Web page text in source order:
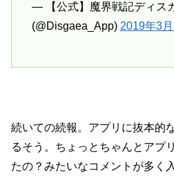
— 【公式】魔界戦記ディス
(@Disgaea_App) 2019年3月
続いての続報。アプリに抜本的
るそう。ちょっとちゃんとアプ
たの？みたいなコメントが多く